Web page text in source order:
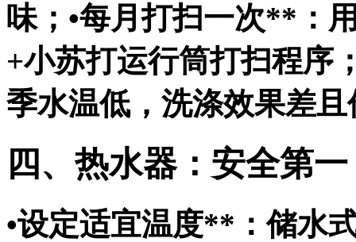
味；•每月打扫一次**：
+小苏打运行筒打扫程序
季水温低，洗涤效果差
四、热水器：安全第
•设定适宜温度**：储水